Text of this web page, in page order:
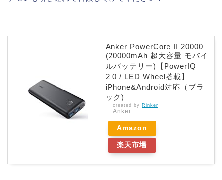
Anker PowerCore II 20000
(20000mAh 超大容量 モバイ
ルバッテリー)【PowerIQ
2.0 / LED Wheel搭載】
iPhone&Android対応（ブラ
ック)
created by Rinker
Anker
Amazon
楽天市場